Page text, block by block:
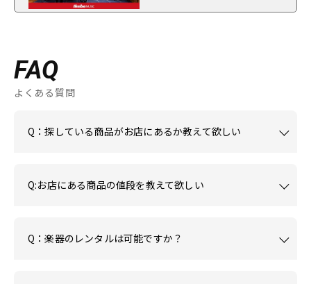
FAQ
よくある質問
Q：探している商品がお店にあるか教えて欲しい
Q:お店にある商品の値段を教えて欲しい
Q：楽器のレンタルは可能ですか？